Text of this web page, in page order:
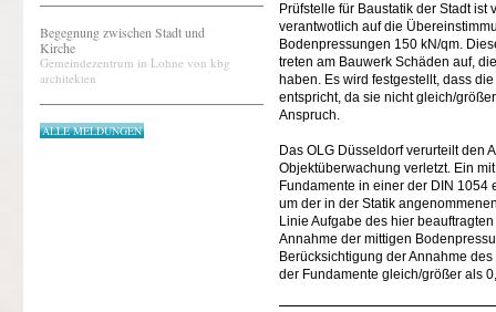
Begegnung zwischen Stadt und
Kirche
Gemeindezentrum in Lohne von kbg
architekten
ALLE MELDUNGEN
Prüfstelle für Baustatik der Stadt
verantwotlich auf die
Bodenpressungen 150 kN/qm.
treten am Bauwerk Schäden auf,
haben. Es wird festgestellt, dass
entspricht, da sie nicht gleich/
Anspruch.
Das OLG Düsseldorf verurteilt den
Objektüberwachung verletzt. Ein
Fundamente in einer der DIN
um der in der Statik
Linie Aufgabe des hier
Annahme der mittigen
Berücksichtigung der Annahme
der Fundamente gleich/größer als